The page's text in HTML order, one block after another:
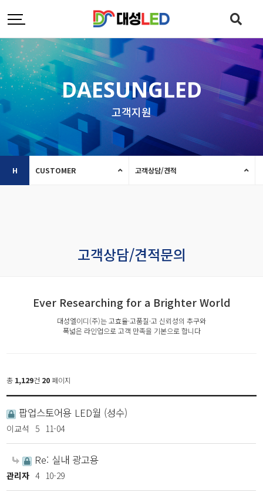
DAESUNGLED
고객지원
H CUSTOMER 고객상담/견적
고객상담/견적문의
Ever Researching for a Brighter World
대성엘이디(주)는 고효율·고품질·고 신뢰성의 추구와
폭넓은 라인업으로 고객 만족을 기본으로 합니다
총 1,129건 20 페이지
팝업스토어용 LED월 (성수)
이교석 5 11-04
Re: 실내 광고용
관리자 4 10-29